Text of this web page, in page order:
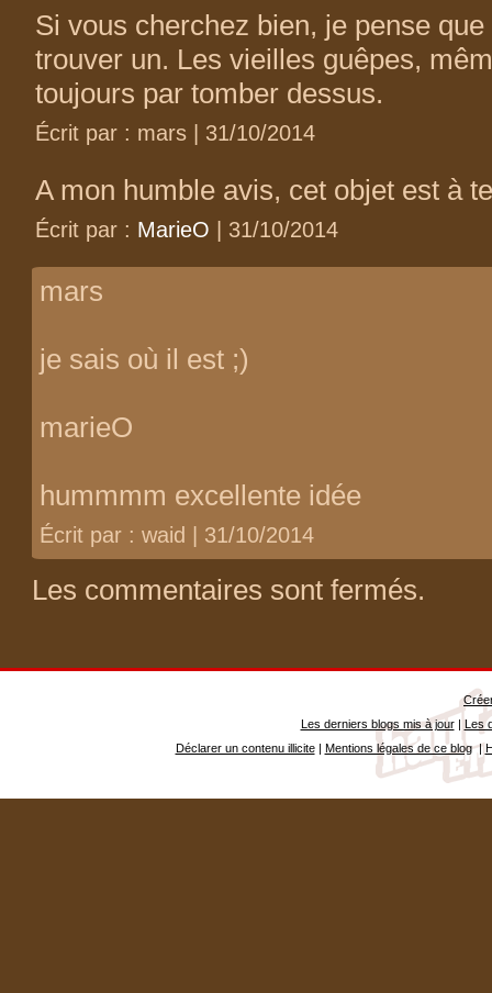
Si vous cherchez bien, je pense
trouver un. Les vieilles guêpes,
toujours par tomber dessus.
Écrit par : mars | 31/10/2014
A mon humble avis, cet objet est à
Écrit par : MarieO | 31/10/2014
mars
je sais où il est ;)
marieO
hummmm excellente idée
Écrit par : waid | 31/10/2014
Les commentaires sont fermés.
Les derniers blogs mis à jour| Les
Déclarer un contenu illicite| Mentions légales de ce blog|